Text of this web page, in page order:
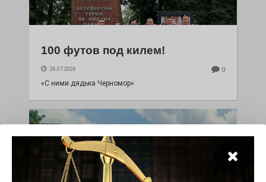
100 футов под килем!
26.07.2026 0
«С ними дядька Черномор»